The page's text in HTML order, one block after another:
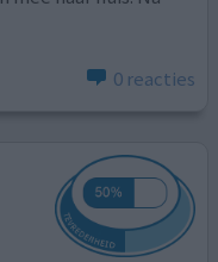
0 reacties